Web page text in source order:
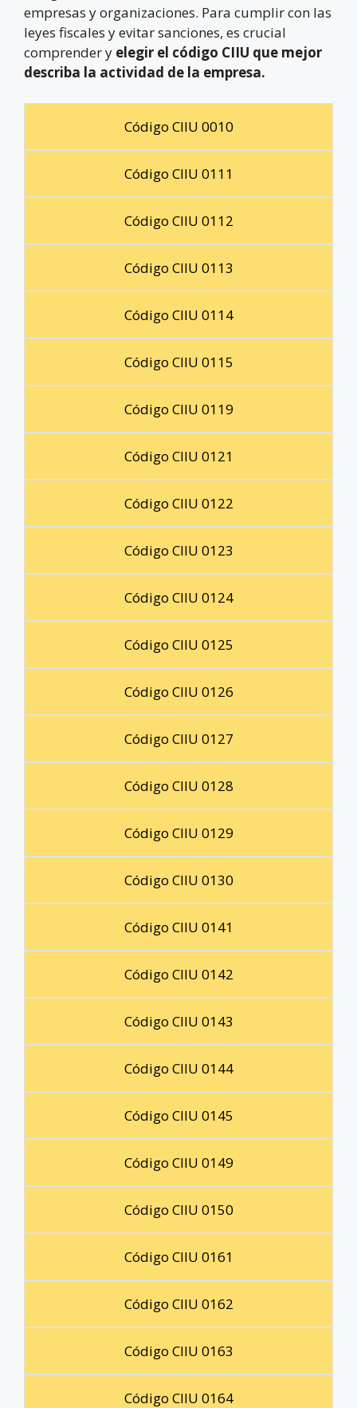
empresas y organizaciones. Para cumplir con las
leyes fiscales y evitar sanciones, es crucial
comprender y elegir el código CIIU que mejor
describa la actividad de la empresa.
Código CIIU 0010
Código CIIU 0111
Código CIIU 0112
Código CIIU 0113
Código CIIU 0114
Código CIIU 0115
Código CIIU 0119
Código CIIU 0121
Código CIIU 0122
Código CIIU 0123
Código CIIU 0124
Código CIIU 0125
Código CIIU 0126
Código CIIU 0127
Código CIIU 0128
Código CIIU 0129
Código CIIU 0130
Código CIIU 0141
Código CIIU 0142
Código CIIU 0143
Código CIIU 0144
Código CIIU 0145
Código CIIU 0149
Código CIIU 0150
Código CIIU 0161
Código CIIU 0162
Código CIIU 0163
Código CIIU 0164